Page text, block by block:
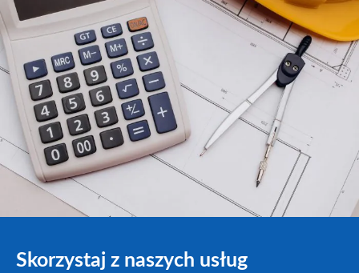
Skorzystaj z naszych usług